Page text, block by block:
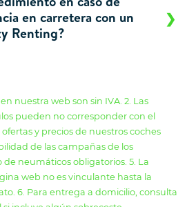
en carretera con un
Renting?
nuestra web son sin IVA. 2. Las
pueden no corresponder con el
y precios de nuestros coches
de las campañas de los
de neumáticos obligatorios. 5. La
web no es vinculante hasta la
6. Para entrega a domicilio, consulta